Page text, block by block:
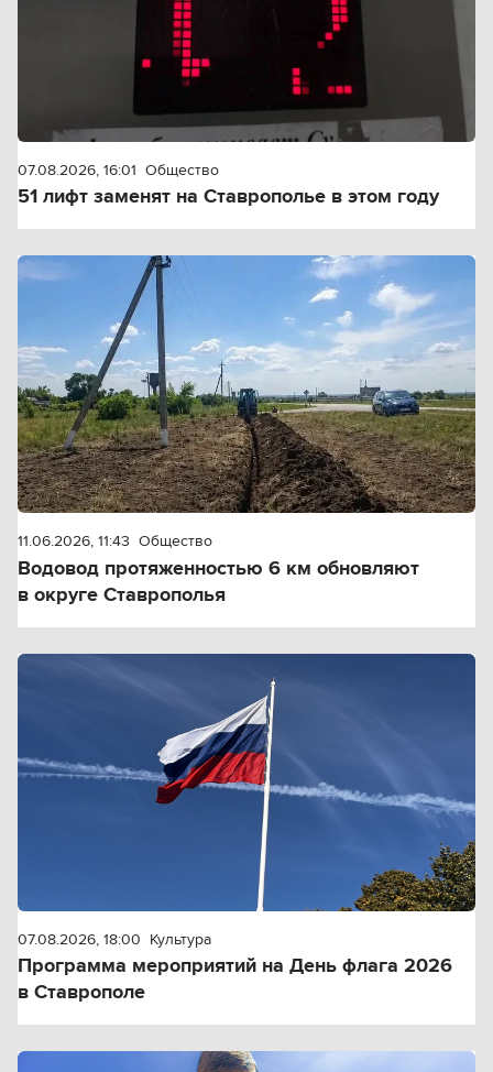
07.08.2026, 16:01 Общество
51 лифт заменят на Ставрополье в этом году
11.06.2026, 11:43 Общество
Водовод протяженностью 6 км обновляют
в округе Ставрополья
07.08.2026, 18:00 Культура
Программа мероприятий на День флага 2026
в Ставрополе